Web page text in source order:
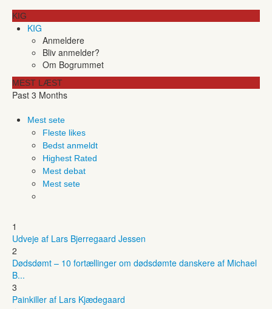
KIG
KIG
Anmeldere
Bliv anmelder?
Om Bogrummet
MEST LÆST
Past 3 Months
Mest sete
Fleste likes
Bedst anmeldt
Highest Rated
Mest debat
Mest sete
1
Udveje af Lars Bjerregaard Jessen
2
Dødsdømt – 10 fortællinger om dødsdømte danskere af Michael
B...
3
Painkiller af Lars Kjædegaard